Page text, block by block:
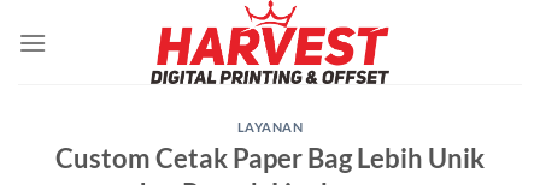
LAYANAN
Custom Cetak Paper Bag Lebih Unik